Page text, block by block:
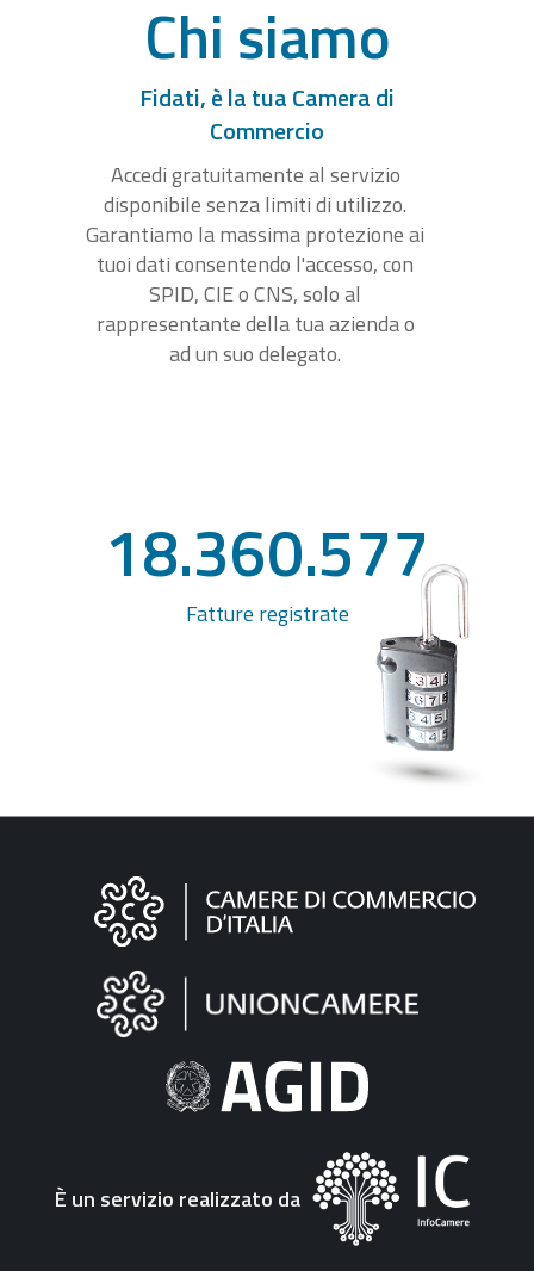
Chi siamo
Fidati, è la tua Camera di
Commercio
Accedi gratuitamente al servizio
disponibile senza limiti di utilizzo.
Garantiamo la massima protezione ai
tuoi dati consentendo l'accesso, con
SPID, CIE o CNS, solo al
rappresentante della tua azienda o
ad un suo delegato.
18.360.577
Fatture registrate
Informazioni
"Fattura
Elettronica"
È un servizio realizzato da